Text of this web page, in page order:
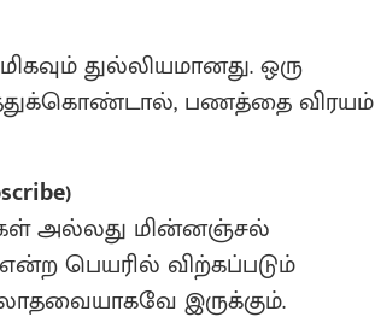
துல்லியமானது. ஒரு
பணத்தை விரயம்
அல்லது மின்னஞ்சல்
பெயரில் விற்கப்படும்
இருக்கும்.